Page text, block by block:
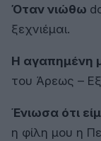
Όταν νιώθω
ξεχνιέμαι.
Η αγαπημένη
του Άρεως –
Ένιωσα ότι
η φίλη μου η